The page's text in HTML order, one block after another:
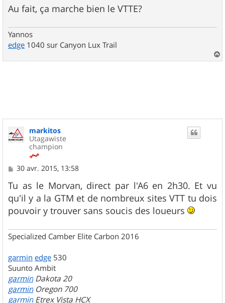
Au fait, ça marche bien le VTTE?
Yannos
edge 1040 sur Canyon Lux Trail
a
markitos
Utagawiste
champion
M
s
s
a
g
e
30 avr. 2015, 13:58
Tu as le Morvan, direct par l'A6 en 2h30. Et vu
qu'il y a la GTM et de nombreux sites VTT tu dois
pouvoir y trouver sans soucis des loueurs
Specialized Camber Elite Carbon 2016
garmin edge 530
Suunto Ambit
garmin Dakota 20
garmin Oregon 700
garmin Etrex Vista HCX